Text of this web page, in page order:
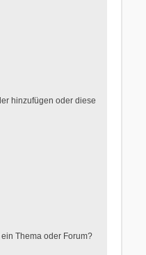
hinzufügen oder diese
Thema oder Forum?